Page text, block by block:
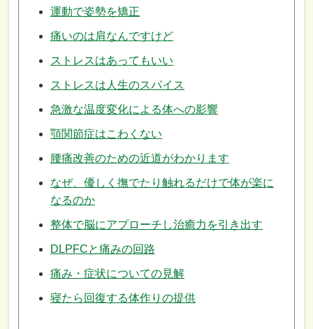
運動で姿勢を矯正
痛いのは肩なんですけど
ストレスはあってもいい
ストレスは人生のスパイス
急激な温度変化による体への影響
顎関節症はこわくない
腰痛改善のための近道がわかります
なぜ、優しく撫でたり触れるだけで体が楽に
なるのか
整体で脳にアプローチし治癒力を引き出す
DLPFCと痛みの回路
痛み・症状についての見解
寝たら回復する体作りの提供